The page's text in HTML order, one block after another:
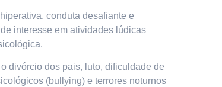
conduta desafiante e
interesse em atividades lúdicas
divórcio dos pais, luto, dificuldade de
(bullying) e terrores noturnos